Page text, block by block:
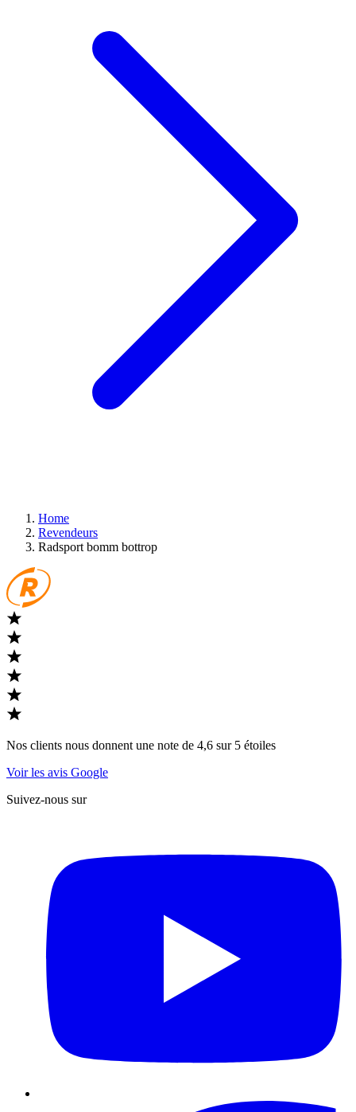
Home
Revendeurs
Radsport bomm bottrop
Nos clients nous donnent une note de 4,6 sur 5 étoiles
Voir les avis Google
Suivez-nous sur